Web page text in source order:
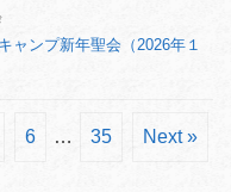
ンプ新年聖会（2026年１
6 … 35 Next »